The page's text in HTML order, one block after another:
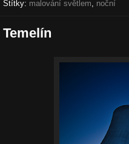
Štítky: malování světlem, noční
Temelín